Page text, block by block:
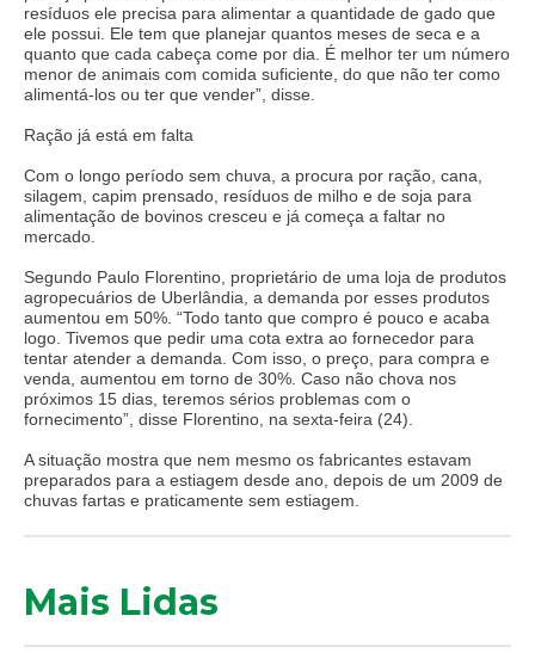
resíduos ele precisa para alimentar a quantidade de gado que
ele possui. Ele tem que planejar quantos meses de seca e a
quanto que cada cabeça come por dia. É melhor ter um número
menor de animais com comida suficiente, do que não ter como
alimentá-los ou ter que vender”, disse.
Ração já está em falta
Com o longo período sem chuva, a procura por ração, cana,
silagem, capim prensado, resíduos de milho e de soja para
alimentação de bovinos cresceu e já começa a faltar no
mercado.
Segundo Paulo Florentino, proprietário de uma loja de produtos
agropecuários de Uberlândia, a demanda por esses produtos
aumentou em 50%. “Todo tanto que compro é pouco e acaba
logo. Tivemos que pedir uma cota extra ao fornecedor para
tentar atender a demanda. Com isso, o preço, para compra e
venda, aumentou em torno de 30%. Caso não chova nos
próximos 15 dias, teremos sérios problemas com o
fornecimento”, disse Florentino, na sexta-feira (24).
A situação mostra que nem mesmo os fabricantes estavam
preparados para a estiagem desde ano, depois de um 2009 de
chuvas fartas e praticamente sem estiagem.
Mais Lidas